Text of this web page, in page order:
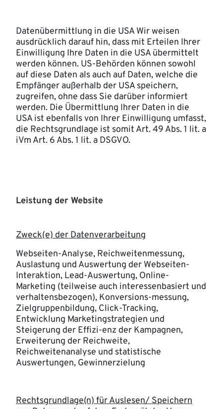
Datenübermittlung in die USA Wir weisen
ausdrücklich darauf hin, dass mit Erteilen Ihrer
Einwilligung Ihre Daten in die USA übermittelt
werden können. US-Behörden können sowohl
auf diese Daten als auch auf Daten, welche die
Empfänger außerhalb der USA speichern,
zugreifen, ohne dass Sie darüber informiert
werden. Die Übermittlung Ihrer Daten in die
USA ist ebenfalls von Ihrer Einwilligung umfasst,
die Rechtsgrundlage ist somit Art. 49 Abs. 1 lit. a
iVm Art. 6 Abs. 1 lit. a DSGVO.
Leistung der Website
Zweck(e) der Datenverarbeitung
Webseiten-Analyse, Reichweitenmessung,
Auslastung und Auswertung der Webseiten-
Interaktion, Lead-Auswertung, Online-
Marketing (teilweise auch interessenbasiert und
verhaltensbezogen), Konversions-messung,
Zielgruppenbildung, Click-Tracking,
Entwicklung Marketingstrategien und
Steigerung der Effizi-enz der Kampagnen,
Erweiterung der Reichweite,
Reichweitenanalyse und statistische
Auswertungen, Gewinnerzielung
Rechtsgrundlage(n) für Auslesen/ Speichern